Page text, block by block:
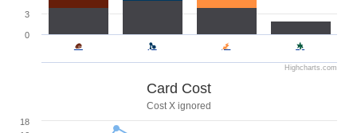
0
3
Highcharts.com
Card Cost
Cost X ignored
18